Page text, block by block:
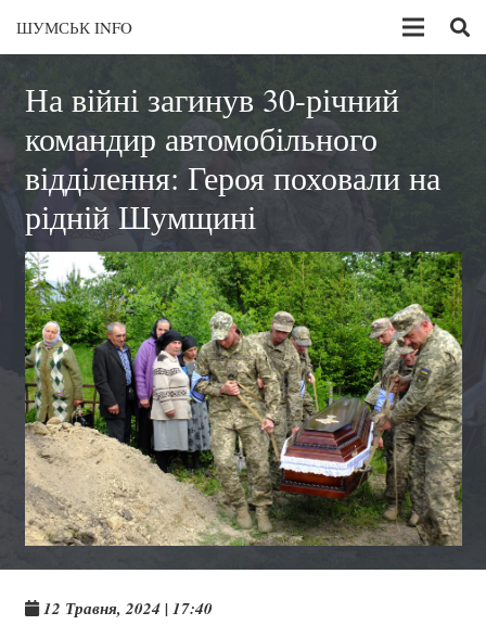
ШУМСЬК INFO
На війні загинув 30-річний
командир автомобільного
відділення: Героя поховали на
рідній Шумщині
12 Травня, 2024 | 17:40